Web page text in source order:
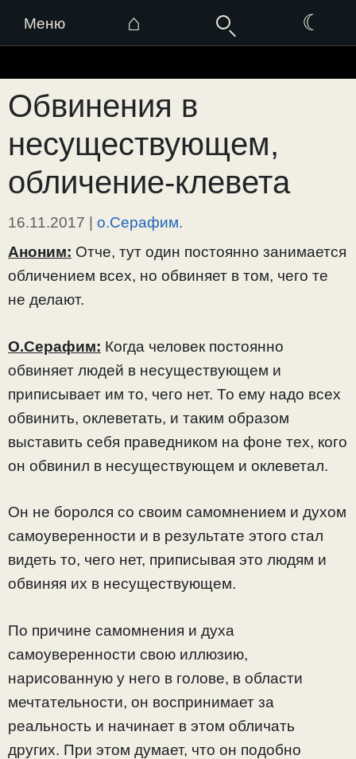
Меню ⌂ ☾
к
содержимому
Обвинения в
несуществующем,
обличение-клевета
16.11.2017 | о.Серафим.
Аноним: Отче, тут один постоянно занимается
обличением всех, но обвиняет в том, чего те
не делают.
О.Серафим: Когда человек постоянно
обвиняет людей в несуществующем и
приписывает им то, чего нет. То ему надо всех
обвинить, оклеветать, и таким образом
выставить себя праведником на фоне тех, кого
он обвинил в несуществующем и оклеветал.
Он не боролся со своим самомнением и духом
самоуверенности и в результате этого стал
видеть то, чего нет, приписывая это людям и
обвиняя их в несуществующем.
По причине самомнения и духа
самоуверенности свою иллюзию,
нарисованную у него в голове, в области
мечтательности, он воспринимает за
реальность и начинает в этом обличать
других. При этом думает, что он подобно